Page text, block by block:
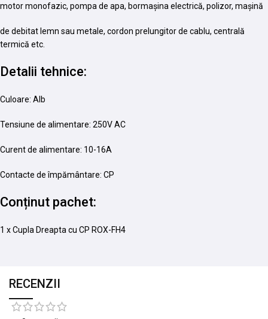
motor monofazic, pompa de apa, bormașina electrică, polizor, mașină
de debitat lemn sau metale, cordon prelungitor de cablu, centrală
termică etc.
Detalii tehnice:
Culoare: Alb
Tensiune de alimentare: 250V AC
Curent de alimentare: 10-16A
Contacte de împământare: CP
Conținut pachet:
1 x Cupla Dreapta cu CP ROX-FH4
RECENZII